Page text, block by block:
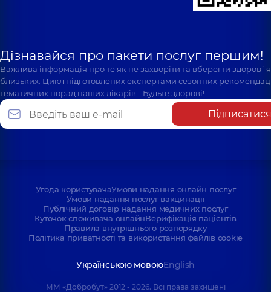
Дізнавайся про пакети послуг першим!
Важлива інформація про те як не захворіти та вберегти
близьких. Цикл підготовлених експертами сезонних
тематичних порад наших лікарів… Будьте здорові!
Підписатися
Угода користувачаУмови надання онлайн послуг
Умови надання послуг вакцинації
Публічний договір надання медичних послуг
Куточок споживача онлайнВерифікація пацієнтів
Правила внутрішнього розпорядку
Політика приватності та використання файлів cookie
Українською мовоюEnglish
ММ «Добробут» 2012 - 2026. Всі права захищені